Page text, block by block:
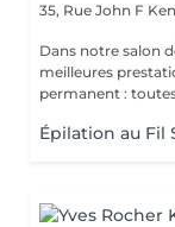
35, Rue John F
Dans notre salon
meilleures
permanent :
Épilation au Fil